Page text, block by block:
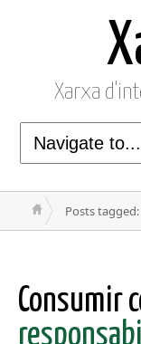
Xarxa
Posts
Consumir